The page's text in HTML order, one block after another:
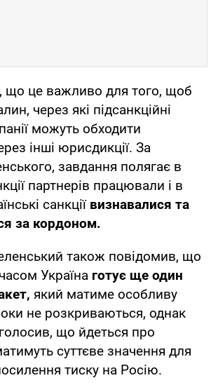
що це важливо для того, щоб
через які підсанкційні
можуть обходити
інші юрисдикції. За
завдання полягає в
партнерів працювали і в
санкції визнавалися та
за кордоном.
також повідомив, що
Україна готує ще один
який матиме особливу
не розкриваються, однак
що йдеться про
суттєве значення для
тиску на Росію.